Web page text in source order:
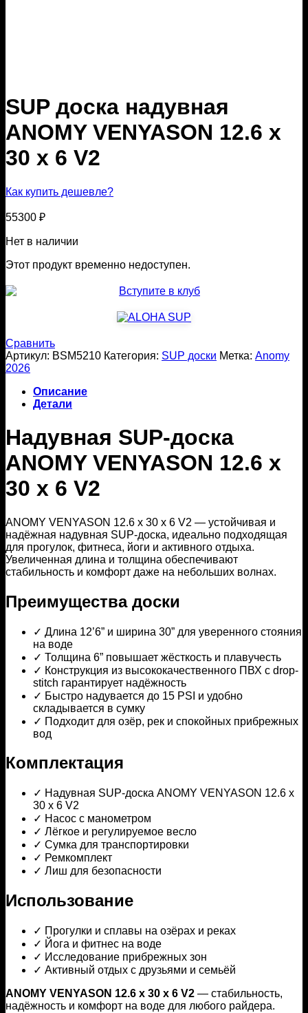
SUP доска надувная
ANOMY VENYASON 12.6 x
30 x 6 V2
Как купить дешевле?
55300 ₽
Нет в наличии
Этот продукт временно недоступен.
Сравнить
Артикул: BSM5210 Категория: SUP доски Метка: Anomy
2026
Описание
Детали
Надувная SUP-доска
ANOMY VENYASON 12.6 x
30 x 6 V2
ANOMY VENYASON 12.6 x 30 x 6 V2 — устойчивая и
надёжная надувная SUP-доска, идеально подходящая
для прогулок, фитнеса, йоги и активного отдыха.
Увеличенная длина и толщина обеспечивают
стабильность и комфорт даже на небольших волнах.
Преимущества доски
✓ Длина 12’6” и ширина 30” для уверенного стояния
на воде
✓ Толщина 6” повышает жёсткость и плавучесть
✓ Конструкция из высококачественного ПВХ с drop-
stitch гарантирует надёжность
✓ Быстро надувается до 15 PSI и удобно
складывается в сумку
✓ Подходит для озёр, рек и спокойных прибрежных
вод
Комплектация
✓ Надувная SUP-доска ANOMY VENYASON 12.6 x
30 x 6 V2
✓ Насос с манометром
✓ Лёгкое и регулируемое весло
✓ Сумка для транспортировки
✓ Ремкомплект
✓ Лиш для безопасности
Использование
✓ Прогулки и сплавы на озёрах и реках
✓ Йога и фитнес на воде
✓ Исследование прибрежных зон
✓ Активный отдых с друзьями и семьёй
ANOMY VENYASON 12.6 x 30 x 6 V2 — стабильность,
надёжность и комфорт на воде для любого райдера.